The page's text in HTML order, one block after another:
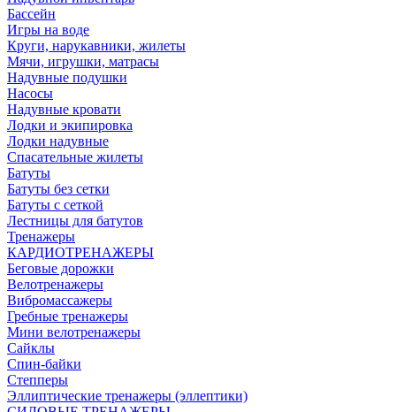
Бассейн
Игры на воде
Круги, нарукавники, жилеты
Мячи, игрушки, матрасы
Надувные подушки
Насосы
Надувные кровати
Лодки и экипировка
Лодки надувные
Спасательные жилеты
Батуты
Батуты без сетки
Батуты с сеткой
Лестницы для батутов
Тренажеры
КАРДИОТРЕНАЖЕРЫ
Беговые дорожки
Велотренажеры
Вибромассажеры
Гребные тренажеры
Мини велотренажеры
Сайклы
Спин-байки
Степперы
Эллиптические тренажеры (эллептики)